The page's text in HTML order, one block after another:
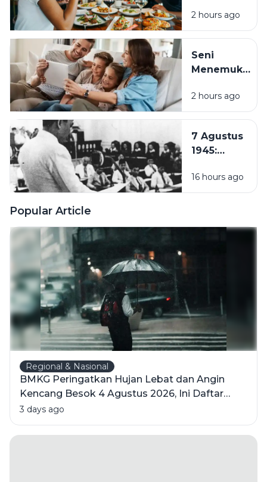
Sehari-
hari
Kesehatan, Ini
Dampaknya
2 hours ago
Seni
Menemukan
Tengah
Hustle
Pentingnya
Quality
Bersama
2 hours ago
7 Agustus
1945:
PPKI, Langkah
Penting
16 hours ago
Popular Article
Regional & Nasional
BMKG Peringatkan Hujan Lebat dan Angin
Kencang Besok 4 Agustus 2026, Ini Daftar
Wilayahnya
3 days ago